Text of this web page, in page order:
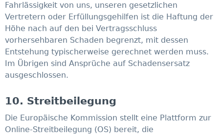
Fahrlässigkeit von uns, unseren gesetzlichen
Vertretern oder Erfüllungsgehilfen ist die Haftung der
Höhe nach auf den bei Vertragsschluss
vorhersehbaren Schaden begrenzt, mit dessen
Entstehung typischerweise gerechnet werden muss.
Im Übrigen sind Ansprüche auf Schadensersatz
ausgeschlossen.
10. Streitbeilegung​​​​​​​
Die Europäische Kommission stellt eine Plattform zur
Online-Streitbeilegung (OS) bereit, die